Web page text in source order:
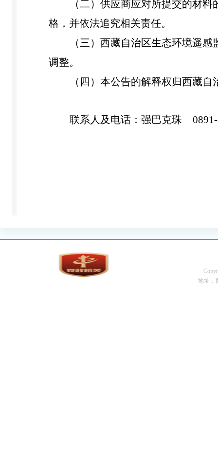
（二） 供应商应对所提交的材料
格，并依法追究相关责任。
（三） 西藏自治区生态环境遥感
调整。
（四） 本公告的解释权归西藏自
联系人及电话： 强巴克珠 0891-
地址：